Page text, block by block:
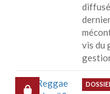
vis du